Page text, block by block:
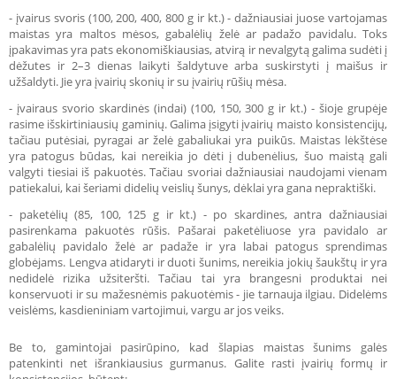
- įvairus svoris (100, 200, 400, 800 g ir kt.) - dažniausiai juose vartojamas
maistas yra maltos mėsos, gabalėlių želė ar padažo pavidalu. Toks
įpakavimas yra pats ekonomiškiausias, atvirą ir nevalgytą galima sudėti į
dėžutes ir 2–3 dienas laikyti šaldytuve arba suskirstyti į maišus ir
užšaldyti. Jie yra įvairių skonių ir su įvairių rūšių mėsa.
- įvairaus svorio skardinės (indai) (100, 150, 300 g ir kt.) - šioje grupėje
rasime išskirtiniausių gaminių. Galima įsigyti įvairių maisto konsistencijų,
tačiau putėsiai, pyragai ar želė gabaliukai yra puikūs. Maistas lėkštėse
yra patogus būdas, kai nereikia jo dėti į dubenėlius, šuo maistą gali
valgyti tiesiai iš pakuotės. Tačiau svoriai dažniausiai naudojami vienam
patiekalui, kai šeriami didelių veislių šunys, dėklai yra gana nepraktiški.
- paketėlių (85, 100, 125 g ir kt.) - po skardines, antra dažniausiai
pasirenkama pakuotės rūšis. Pašarai paketėliuose yra pavidalo ar
gabalėlių pavidalo želė ar padaže ir yra labai patogus sprendimas
globėjams. Lengva atidaryti ir duoti šunims, nereikia jokių šaukštų ir yra
nedidelė rizika užsiteršti. Tačiau tai yra brangesni produktai nei
konservuoti ir su mažesnėmis pakuotėmis - jie tarnauja ilgiau. Didelėms
veislėms, kasdieniniam vartojimui, vargu ar jos veiks.
Be to, gamintojai pasirūpino, kad šlapias maistas šunims galės
patenkinti net išrankiausius gurmanus. Galite rasti įvairių formų ir